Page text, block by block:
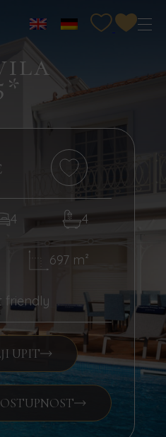
4 4
697 m²
friendly
UPIT